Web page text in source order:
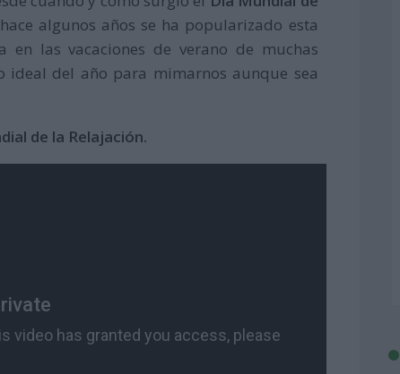
algunos años se ha popularizado esta
en las vacaciones de verano de muchas
ideal del año para mimarnos aunque sea
de la Relajación.